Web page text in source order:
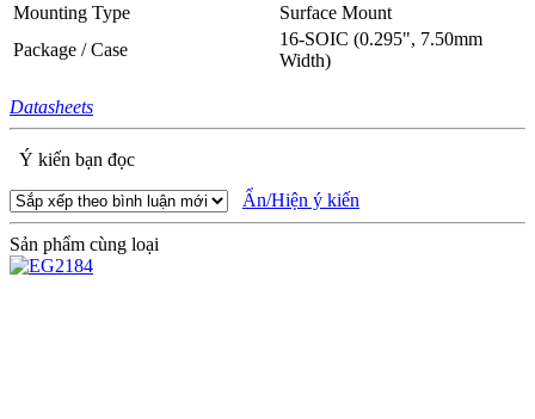
Mounting Type
Surface Mount
Package / Case
16-SOIC (0.295", 7.50mm
Width)
Datasheets
Ý kiến bạn đọc
Ẩn/Hiện ý kiến
Sản phẩm cùng loại